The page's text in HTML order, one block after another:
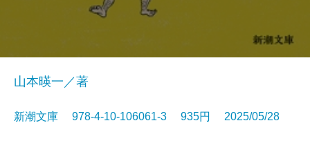
山本暎一／著
新潮文庫 978-4-10-106061-3 935円 2025/05/28